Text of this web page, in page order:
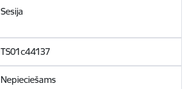
Sesija
TS01c44137
Nepieciešams